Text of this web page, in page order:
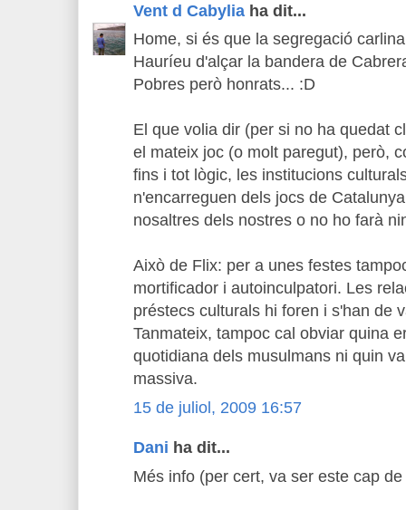
Vent d Cabylia ha dit...
Home, si és que la segregació
Hauríeu d'alçar la bandera de
Pobres però honrats... :D
El que volia dir (per si no ha quedat
el mateix joc (o molt paregut), però,
fins i tot lògic, les institucions
n'encarreguen dels jocs de
nosaltres dels nostres o no ho farà
Això de Flix: per a unes festes
mortificador i autoinculpatori. Les
préstecs culturals hi foren i s'han de
Tanmateix, tampoc cal obviar quina
quotidiana dels musulmans ni quin
massiva.
15 de juliol, 2009 16:57
Dani ha dit...
Més info (per cert, va ser este cap